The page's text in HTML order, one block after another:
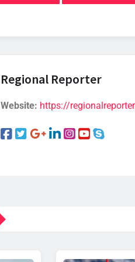
Regional Reporter
Website: https://